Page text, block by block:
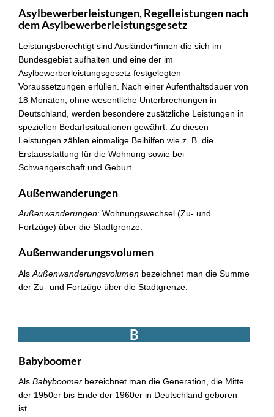
Asylbewerberleistungen, Regelleistungen nach
dem Asylbewerberleistungsgesetz
Leistungsberechtigt sind Ausländer*innen die sich im
Bundesgebiet aufhalten und eine der im
Asylbewerberleistungsgesetz festgelegten
Voraussetzungen erfüllen. Nach einer Aufenthaltsdauer von
18 Monaten, ohne wesentliche Unterbrechungen in
Deutschland, werden besondere zusätzliche Leistungen in
speziellen Bedarfssituationen gewährt. Zu diesen
Leistungen zählen einmalige Beihilfen wie z. B. die
Erstausstattung für die Wohnung sowie bei
Schwangerschaft und Geburt.
Außenwanderungen
Außenwanderungen: Wohnungswechsel (Zu- und
Fortzüge) über die Stadtgrenze.
Außenwanderungsvolumen
Als Außenwanderungsvolumen bezeichnet man die Summe
der Zu- und Fortzüge über die Stadtgrenze.
B
Babyboomer
Als Babyboomer bezeichnet man die Generation, die Mitte
der 1950er bis Ende der 1960er in Deutschland geboren
ist.